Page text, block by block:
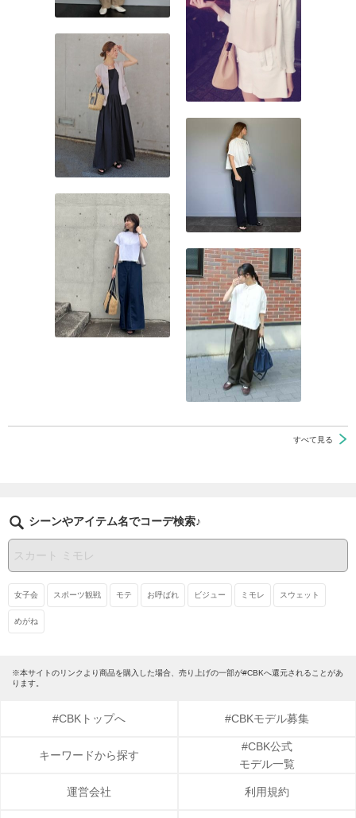
すべて見る
シーンやアイテム名でコーデ検索♪
女子会 スポーツ観戦 モテ お呼ばれ ビジュー ミモレ スウェット
めがね
※本サイトのリンクより商品を購入した場合、売り上げの一部が#CBKへ還元されることがあ
ります。
#CBKトップへ #CBKモデル募集
キーワードから探す
#CBK公式
モデル一覧
運営会社 利用規約